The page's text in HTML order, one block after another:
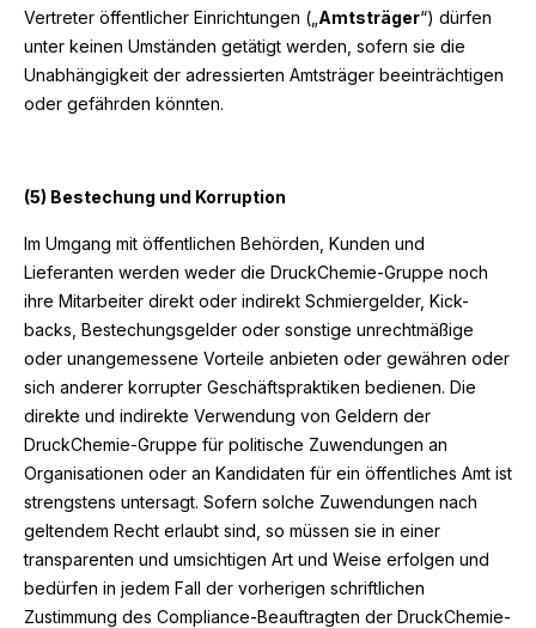
Vertreter öffentlicher Einrichtungen („ Amtsträger“) dürfen
unter keinen Umständen getätigt werden, sofern sie die
Unabhängigkeit der adressierten Amtsträger beeinträchtigen
oder gefährden könnten.
(5) Bestechung und Korruption
Im Umgang mit öffentlichen Behörden, Kunden und
Lieferanten werden weder die DruckChemie-Gruppe noch
ihre Mitarbeiter direkt oder indirekt Schmiergelder, Kick-
backs, Bestechungsgelder oder sonstige unrechtmäßige
oder unangemessene Vorteile anbieten oder gewähren oder
sich anderer korrupter Geschäftspraktiken bedienen. Die
direkte und indirekte Verwendung von Geldern der
DruckChemie-Gruppe für politische Zuwendungen an
Organisationen oder an Kandidaten für ein öffentliches Amt ist
strengstens untersagt. Sofern solche Zuwendungen nach
geltendem Recht erlaubt sind, so müssen sie in einer
transparenten und umsichtigen Art und Weise erfolgen und
bedürfen in jedem Fall der vorherigen schriftlichen
Zustimmung des Compliance-Beauftragten der DruckChemie-